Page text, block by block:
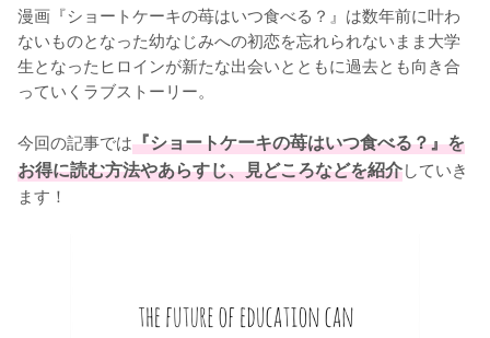
漫画『ショートケーキの苺はいつ食べる？』は数年前に叶わ
ないものとなった幼なじみへの初恋を忘れられないまま大学
生となったヒロインが新たな出会いとともに過去とも向き合
っていくラブストーリー。
今回の記事では『ショートケーキの苺はいつ食べる？』を
お得に読む方法やあらすじ、見どころなどを紹介していき
ます！